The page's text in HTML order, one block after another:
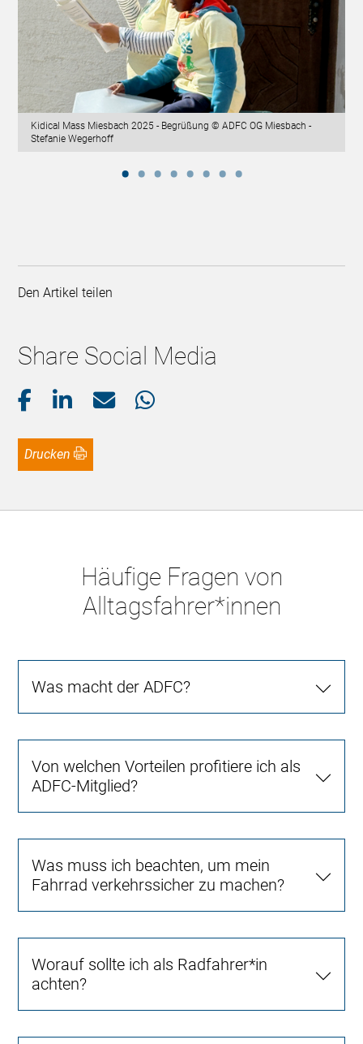
Kidical Mass Miesbach 2025 - Begrüßung © ADFC OG Miesbach -
Stefanie Wegerhoff
Den Artikel teilen
Share Social Media
Drucken
Häufige Fragen von
Alltagsfahrer*innen
Was macht der ADFC?
Von welchen Vorteilen profitiere ich als
ADFC-Mitglied?
Was muss ich beachten, um mein
Fahrrad verkehrssicher zu machen?
Worauf sollte ich als Radfahrer*in
achten?